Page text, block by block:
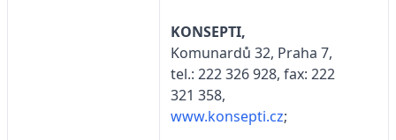
KONSEPTI,
Komunardů 32, Praha 7,
tel.: 222 326 928, fax: 222
321 358,
www.konsepti.cz;